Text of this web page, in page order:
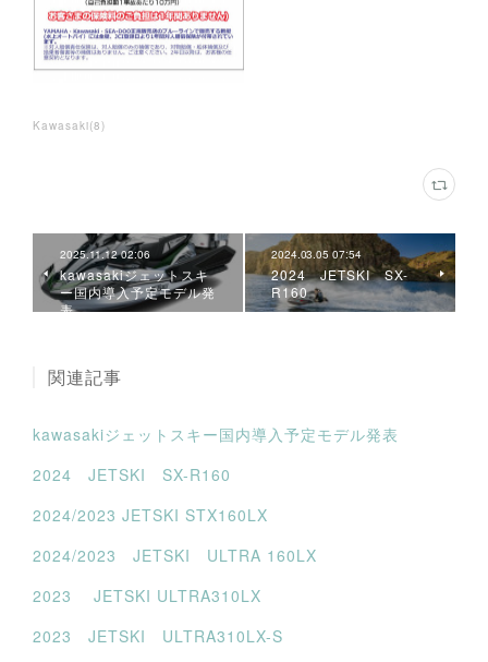
Kawasaki(8)
2025.11.12 02:06
kawasakiジェットスキ
ー国内導入予定モデル発
表
2024.03.05 07:54
2024 JETSKI SX-
R160
関連記事
kawasakiジェットスキー国内導入予定モデル発表
2024 JETSKI SX-R160
2024/2023 JETSKI STX160LX
2024/2023 JETSKI ULTRA 160LX
2023 JETSKI ULTRA310LX
2023 JETSKI ULTRA310LX-S